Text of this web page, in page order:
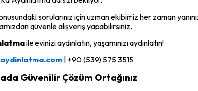
sorularınız için uzman ekibimiz her zaman
güvenle alışveriş yapabilirsiniz.
ile evinizi aydınlatın, yaşamınızı aydınlatın!
| +90 (539) 575 3515
Güvenilir Çözüm Ortağınız